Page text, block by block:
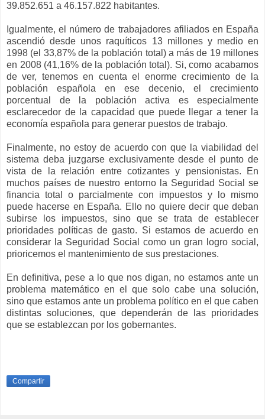
39.852.651 a 46.157.822 habitantes.
Igualmente, el número de trabajadores afiliados en España
ascendió desde unos raquíticos 13 millones y medio en
1998 (el 33,87% de la población total) a más de 19 millones
en 2008 (41,16% de la población total). Si, como acabamos
de ver, tenemos en cuenta el enorme crecimiento de la
población española en ese decenio, el crecimiento
porcentual de la población activa es especialmente
esclarecedor de la capacidad que puede llegar a tener la
economía española para generar puestos de trabajo.
Finalmente, no estoy de acuerdo con que la viabilidad del
sistema deba juzgarse exclusivamente desde el punto de
vista de la relación entre cotizantes y pensionistas. En
muchos países de nuestro entorno la Seguridad Social se
financia total o parcialmente con impuestos y lo mismo
puede hacerse en España. Ello no quiere decir que deban
subirse los impuestos, sino que se trata de establecer
prioridades políticas de gasto. Si estamos de acuerdo en
considerar la Seguridad Social como un gran logro social,
prioricemos el mantenimiento de sus prestaciones.
En definitiva, pese a lo que nos digan, no estamos ante un
problema matemático en el que solo cabe una solución,
sino que estamos ante un problema político en el que caben
distintas soluciones, que dependerán de las prioridades
que se establezcan por los gobernantes.
Compartir